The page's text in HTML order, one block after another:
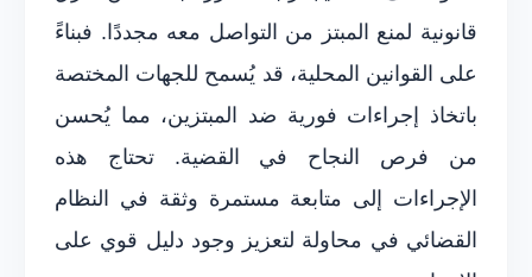
قانونية لمنع المبتز من التواصل معه مجددًا. فبناءً
على القوانين المحلية، قد يُسمح للجهات المختصة
باتخاذ إجراءات فورية ضد المبتزين، مما يُحسن
من فرص النجاح في القضية. تحتاج هذه
الإجراءات إلى متابعة مستمرة وثقة في النظام
القضائي في محاولة لتعزيز وجود دليل قوي على